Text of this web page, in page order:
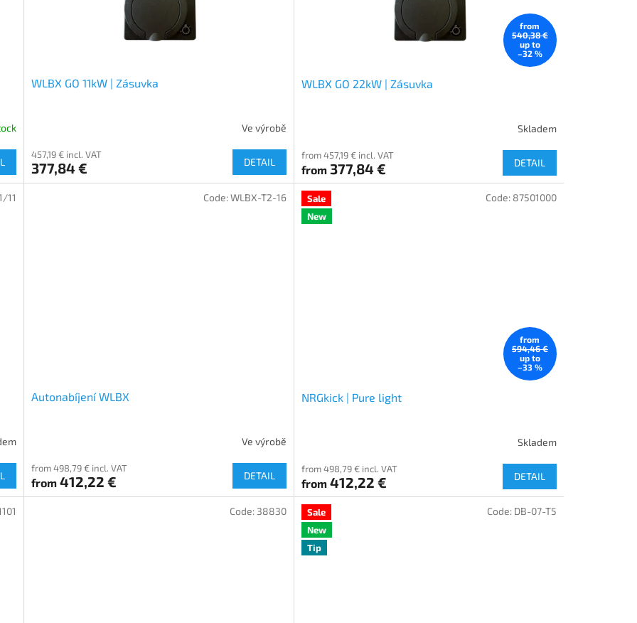
WLBX GO 11kW | Zásuvka
Ve výrobě
457,19 € incl. VAT
377,84 € DETAIL
from
540,38 €
up to
–32 %
WLBX GO 22kW | Zásuvka
Skladem
from 457,19 € incl. VAT
from377,84 € DETAIL
11
Autonabíjení WLBX
Ve výrobě
from 498,79 € incl. VAT
from 412,22 € DETAIL
Code:WLBX-T2-16
Sale
New
from
594,46 €
up to
–33 %
NRGkick | Pure light
Skladem
from 498,79 € incl. VAT
from412,22 € DETAIL
Code: 87501000
Code: 38830
Sale
New
Tip
Code: DB-07-T5